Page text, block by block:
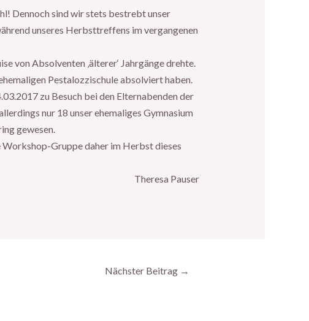
Dennoch sind wir stets bestrebt unser
unseres Herbsttreffens im vergangenen
von Absolventen ‚älterer‘ Jahrgänge drehte.
Pestalozzischule absolviert haben.
zu Besuch bei den Elternabenden der
nur 18 unser ehemaliges Gymnasium
gewesen.
Gruppe daher im Herbst dieses
Theresa Pauser
Nächster Beitrag →